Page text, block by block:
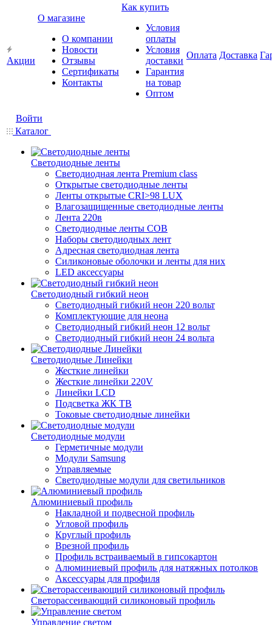
Акции
О магазине
О компании
Новости
Отзывы
Сертификаты
Контакты
Как купить
Условия
оплаты
Условия
доставки
Гарантия
на товар
Оптом
Оплата Доставка
Войти
Каталог
Светодиодные ленты
Светодиодная лента Premium class
Открытые светодиодные ленты
Ленты открытые CRI>98 LUX
Влагозащищенные светодиодные ленты
Лента 220в
Светодиодные ленты COB
Наборы светодиодных лент
Адресная светодиодная лента
Силиконовые оболочки и ленты для них
LED аксессуары
Светодиодный гибкий неон
Светодиодный гибкий неон 220 вольт
Комплектующие для неона
Светодиодный гибкий неон 12 вольт
Светодиодный гибкий неон 24 вольта
Светодиодные Линейки
Жесткие линейки
Жесткие линейки 220V
Линейки LCD
Подсветка ЖК ТВ
Токовые светодиодные линейки
Светодиодные модули
Герметичные модули
Модули Samsung
Управляемые
Светодиодные модули для светильников
Алюминиевый профиль
Накладной и подвесной профиль
Угловой профиль
Круглый профиль
Врезной профиль
Профиль встраиваемый в гипсокартон
Алюминиевый профиль для натяжных потолков
Аксессуары для профиля
Светорассеивающий силиконовый профиль
Управление светом